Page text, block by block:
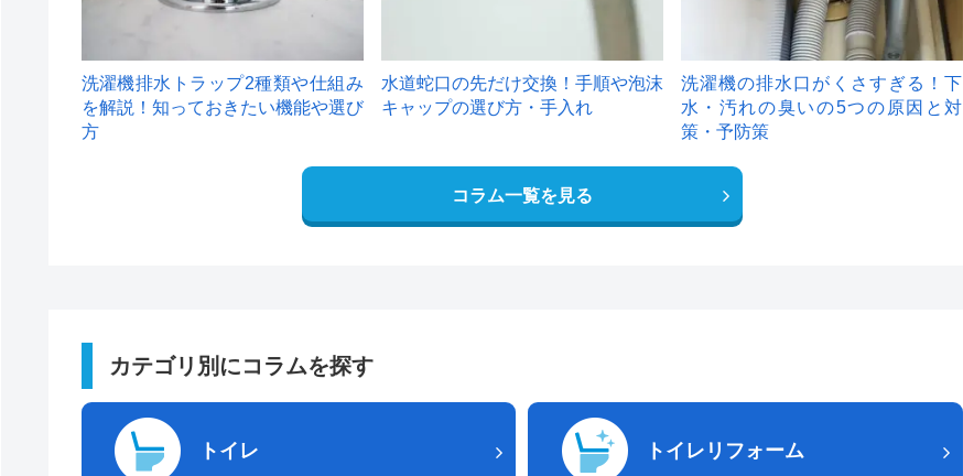
洗濯機排水トラップ2種類や仕組み
を解説！知っておきたい機能や選び
方
水道蛇口の先だけ交換！手順や泡沫
キャップの選び方・手入れ
洗濯機の排水口がくさすぎる！下
水・汚れの臭いの5つの原因と対
策・予防策
コラム一覧を見る
カテゴリ別にコラムを探す
トイレ トイレリフォーム